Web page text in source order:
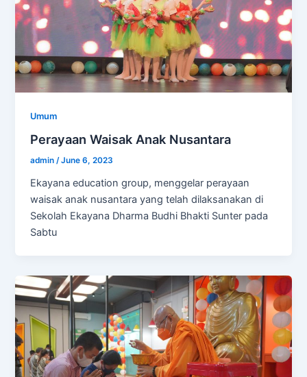
Umum
Perayaan Waisak Anak Nusantara
admin/June 6, 2023
Ekayana education group, menggelar perayaan
waisak anak nusantara yang telah dilaksanakan di
Sekolah Ekayana Dharma Budhi Bhakti Sunter pada
Sabtu